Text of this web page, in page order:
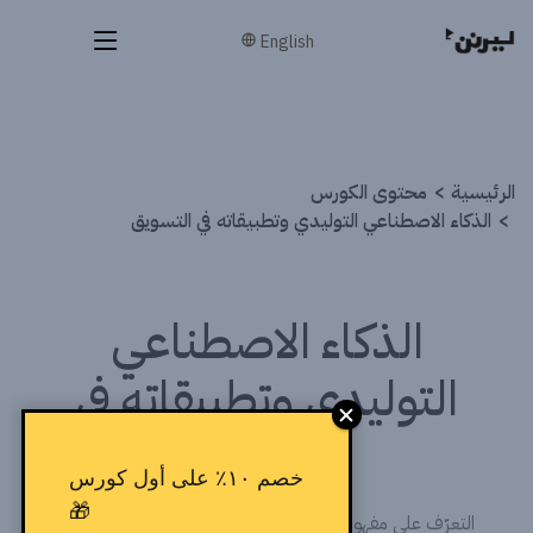
English
الرئيسية
محتوى الكورس
الذكاء الاصطناعي التوليدي وتطبيقاته في التسويق
الذكاء الاصطناعي
التوليدي وتطبيقاته في
التسويق
التعرّف على مفهوم الـ Generative AI وأهم استخداماته في
خصم ١٠٪ على أول كورس
🎁